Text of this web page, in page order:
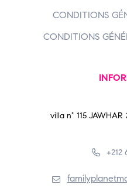
CONDITIONS
CONDITIONS
villa n° 115
+212